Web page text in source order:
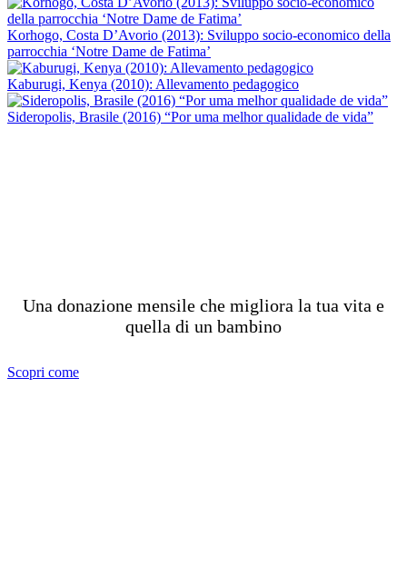
Korhogo, Costa D’Avorio (2013): Sviluppo socio-economico della
parrocchia ‘Notre Dame de Fatima’
Kaburugi, Kenya (2010): Allevamento pedagogico
Sideropolis, Brasile (2016) “Por uma melhor qualidade de vida”
Una donazione mensile che migliora la tua vita e
quella di un bambino
Scopri come